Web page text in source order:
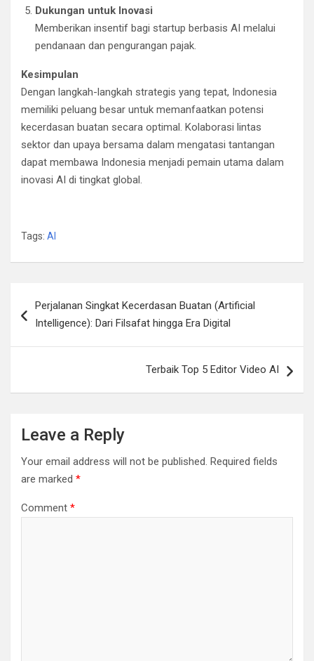
Dukungan untuk Inovasi
Memberikan insentif bagi startup berbasis AI melalui
pendanaan dan pengurangan pajak.
Kesimpulan
Dengan langkah-langkah strategis yang tepat, Indonesia
memiliki peluang besar untuk memanfaatkan potensi
kecerdasan buatan secara optimal. Kolaborasi lintas
sektor dan upaya bersama dalam mengatasi tantangan
dapat membawa Indonesia menjadi pemain utama dalam
inovasi AI di tingkat global.
Tags: AI
navigation
Perjalanan Singkat Kecerdasan Buatan (Artificial
Intelligence): Dari Filsafat hingga Era Digital
Terbaik Top 5 Editor Video AI
Leave a Reply
Your email address will not be published. Required fields
are marked *
Comment *